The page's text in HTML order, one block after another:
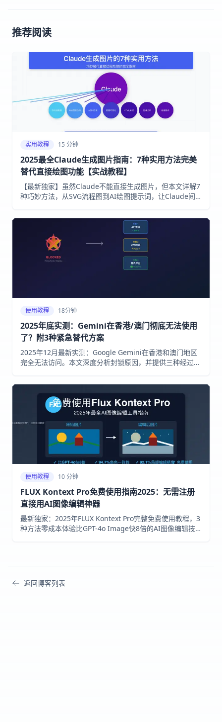
推荐阅读
实用教程 15 分钟
2025最全Claude生成图片指南：7种实用方法完美
替代直接绘图功能【实战教程】
【最新独家】虽然Claude不能直接生成图片，但本文详解7
种巧妙方法，从SVG流程图到AI绘图提示词，让Claude间
使用教程 18分钟
2025年底实测：Gemini在香港/澳门彻底无法使用
了？附3种紧急替代方案
2025年12月最新实测：Google Gemini在香港和澳门地区
完全无法访问。本文深度分析封锁原因，并提供三种经过验
使用教程 10 分钟
FLUX Kontext Pro免费使用指南2025：无需注册
直接用AI图像编辑神器
最新独家：2025年FLUX Kontext Pro完整免费使用教程，3
种方法零成本体验比GPT-4o Image快8倍的AI图像编辑技
返回博客列表